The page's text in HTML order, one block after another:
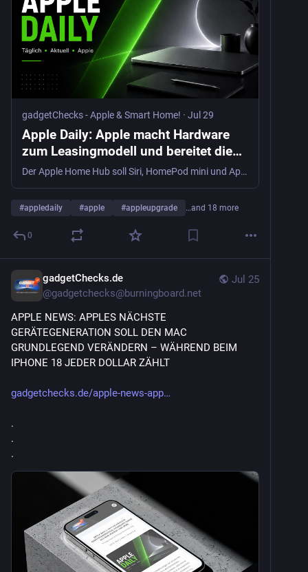
gadgetChecks - Apple & Smart Home! · Jul 29
Apple Daily: Apple macht Hardware
zum Leasingmodell und bereitet die
nächste Plattform vor - gadgetChecks
- Apple & Smart Home!
Der Apple Home Hub soll Siri, HomePod mini und Apple TV verbinden. Unsere Analyse zu Apples neuer Smart-Home- und KI-Strategie.
#appledaily #apple #appleupgrade …and 18 more
0
Jul 25
gadgetChecks.de
@gadgetchecks@burningboard.net
APPLE NEWS: APPLES NÄCHSTE
GERÄTEGENERATION SOLL DEN MAC
GRUNDLEGEND VERÄNDERN – WÄHREND BEIM
IPHONE 18 JEDER DOLLAR ZÄHLT
gadgetchecks.de/apple-news-app
.
.
.